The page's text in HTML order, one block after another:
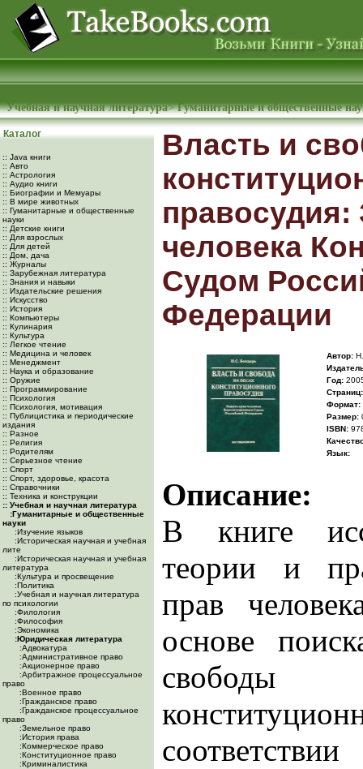
Учебная и научная литература>Гуманитарные и общественные
Каталог
:: Java книги
:: Авто
:: Астрология
:: Аудио книги
:: Биографии и Мемуары
:: В мире животных
:: Гуманитарные и общественные
науки
:: Детские книги
:: Для взрослых
:: Для детей
:: Дом, дача
:: Журналы
:: Зарубежная литература
:: Знания и навыки
:: Издательские решения
:: Искусство
:: История
:: Компьютеры
:: Кулинария
:: Культура
:: Легкое чтение
:: Медицина и человек
:: Менеджмент
:: Наука и образование
:: Оружие
:: Программирование
:: Психология
:: Психология, мотивация
:: Публицистика и периодические
издания
:: Разное
:: Религия
:: Родителям
:: Серьезное чтение
:: Спорт
:: Спорт, здоровье, красота
:: Справочники
:: Техника и конструкции
:: Учебная и научная литература
:Гуманитарные и общественные
науки
:Изучение языков
:Историческая научная и учебная
лите
:Историческая научная и учебная
литература
:Культура и просвещение
:Политика
:Учебная и научная литература
по психологии
:Филология
:Философия
:Экономика
:Юридическая литература
:Адвокатура
:Административное право
:Акционерное право
:Арбитражное процессуальное
право
:Военное право
:Гражданское право
:Гражданское процессуальное
право
:Земельное право
:История права
:Коммерческое право
:Конституционное право
:Криминалистика
Власть и
правосудия:
человека
Судом
Федерации
Автор:
Год:
Cтраниц:
Формат:
Размер:
ISBN:
Язык:
Описание:
В книге
теории и
прав
основе
свободы